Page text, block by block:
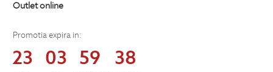
Outlet online
Promotia expira in:
23 03 59 37